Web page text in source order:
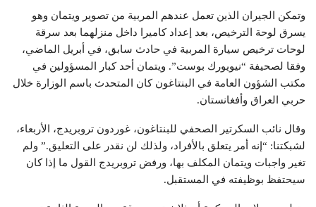
وتمكن الجيران الذين تعمل عندهم المربية من تصوير ويتمان وهو
يسرق لوحة الترخيص، بعد إعداد كاميرا داخل منزلهما بعد سرقة
لوحات ترخيص سيارة المربية في حادث سابق، في أبريل الماضي،
وفقا لصحيفة “نيويورك بوست”. ويتمان أحد كبار المسؤولين في
مكتب الشؤون العامة في البنتاغون كان المتحدث باسم الوزارة خلال
حربي العراق وأفغانستان.
وقال نائب السكرتير الصحفي للبنتاغون، غوردون تروبريدج، الأربعاء،
لشبكتنا: “إنه أمر يتعلق بالأفراد، ولذلك لن نقدر على التعليق.” ولم
تغير واجبات ويتمان المكلف بها، ورفض تروبريدج القول ما إذا كان
سيحتفظ بوظيفته في المستقبل.